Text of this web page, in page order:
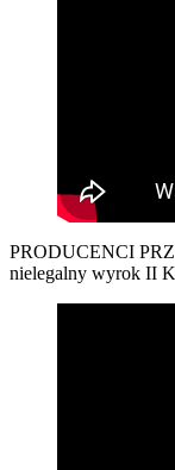
PRODUCENCI
nielegalny wyrok II